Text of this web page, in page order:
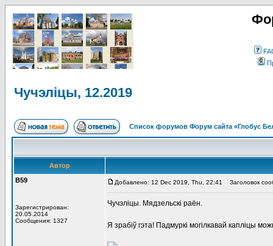
Чучэліцы, 12.2019
Список форумов Форум сайта «Глобус
Автор
В59
Зарегистрирован:
20.05.2014
Сообщения: 1327
Добавлено: 12 Dec 2019, Thu, 22:41 Заголовок
Чучэліцы. Мядзельскі раён.
Я зрабіў гэта! Падмуркі могілкавай капліцы